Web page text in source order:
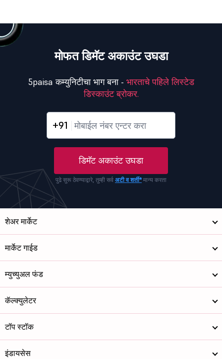
मोफत डिमॅट अकाउंट उघडा
5paisa कम्युनिटीचा भाग बना - भारताचे पहिले लिस्टेड
डिस्काउंट ब्रोकर.
+91
डिमॅट अकाउंट उघडा
पुढे सुरू ठेवण्याद्वारे, तुम्ही सर्व अटी व शर्ती*मान्य करता
शेअर मार्केट
मार्केट गाईड
म्युच्युअल फंड
कॅल्क्युलेटर
टॉप स्टॉक
इंडायसेस